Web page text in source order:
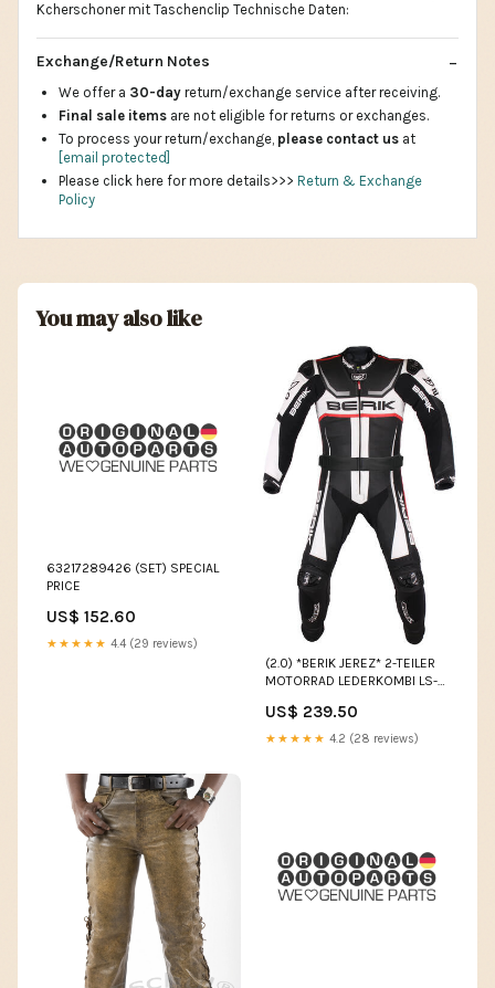
Kcherschoner mit Taschenclip Technische Daten:
Exchange/Return Notes
We offer a 30-day return/exchange service after receiving.
Final sale items are not eligible for returns or exchanges.
To process your return/exchange, please contact us at
[email protected]
Please click here for more details>>> Return & Exchange
Policy
You may also like
63217289426 (SET) SPECIAL
PRICE
US$ 152.60
★★★★★ 4.4 (29 reviews)
(2.0) *BERIK JEREZ* 2-TEILER
MOTORRAD LEDERKOMBI LS-2
US$ 239.50
★★★★★ 4.2 (28 reviews)